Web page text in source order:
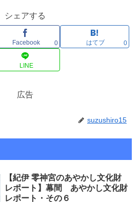
シェアする
Facebook 0 はてブ 0
LINE
広告
suzushiro15
【紀伊 零神宮のあやかし文化財
レポート】幕間 あやかし文化財
レポート・その６